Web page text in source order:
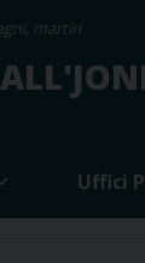
martiri
Uffici